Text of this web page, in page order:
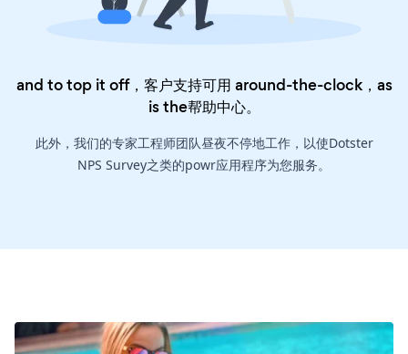
and to top it off，客户支持可用 around-the-clock，as
is the帮助中心。
此外，我们的专家工程师团队昼夜不停地工作，以使Dotster
NPS Survey之类的powr应用程序为您服务。